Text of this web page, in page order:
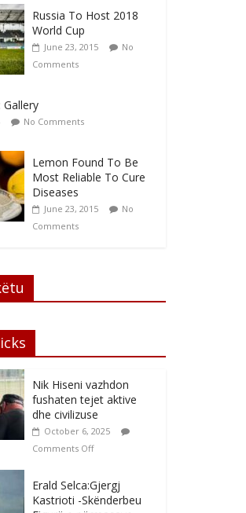
Russia To Host 2018
World Cup
June 23, 2015
No
Comments
No Comments
Lemon Found To Be
Most Reliable To Cure
Diseases
June 23, 2015
No
Comments
Nik Hiseni vazhdon
fushaten tejet aktive
dhe civilizuse
October 6, 2025
Comments Off
Erald Selca:Gjergj
Kastrioti -Skënderbeu